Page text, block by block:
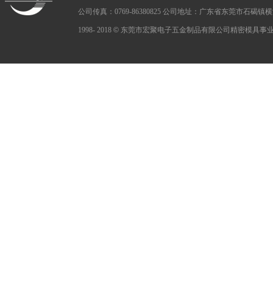
公司传真：0769-86380825 公司地址：广东省东莞市石碣镇
1998- 2018 © 东莞市宏聚电子五金制品有限公司精密模具事